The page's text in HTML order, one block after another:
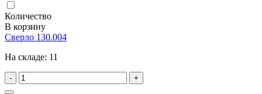
Количество
В корзину
Сверло 130.004
На складе: 11
- +